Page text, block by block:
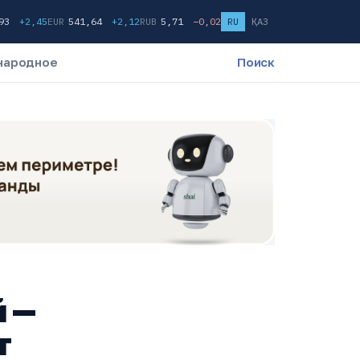
+2,45EUR 541,64 +2,12RUB 5,71 −0,02 RU ҚАЗ
Поиск
—